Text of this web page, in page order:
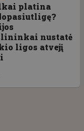
platina
nustatė
ligos atvejį